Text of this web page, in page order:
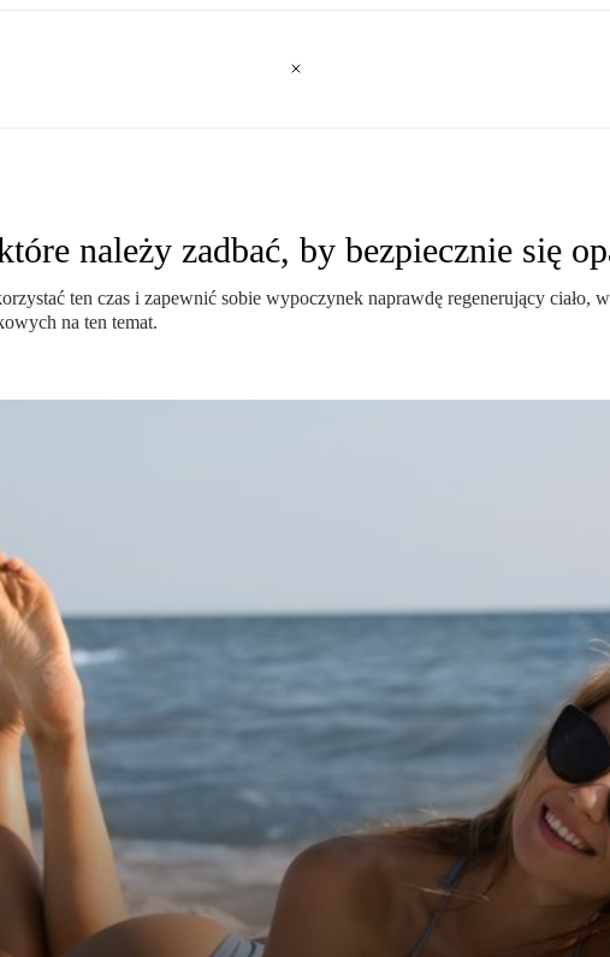
należy zadbać, by bezpiecznie się
ten czas i zapewnić sobie wypoczynek naprawdę regenerujący ciało,
na ten temat.